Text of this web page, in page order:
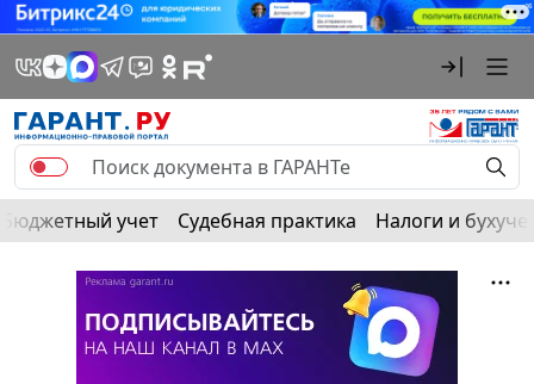
Бюджетный учет Судебная практика Налоги и